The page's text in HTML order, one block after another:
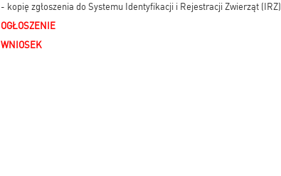
- kopię zgłoszenia do Systemu Identyfikacji i Rejestracji Zwierząt (IRZ)
OGŁOSZENIE
WNIOSEK